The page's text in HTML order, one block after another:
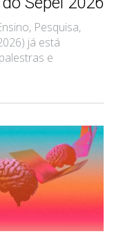
Pesquisa,
já está
e